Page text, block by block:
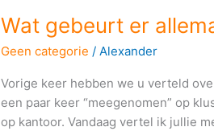
Wat gebeurt er
Geen categorie /Alexander
Vorige keer hebben we u verteld
een paar keer “meegenomen” op
op kantoor. Vandaag vertel ik jullie
Wat
er
allemaal
op
kantoor?